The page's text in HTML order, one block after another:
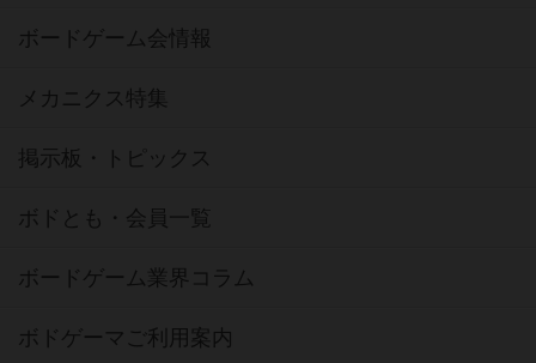
ボードゲーム会情報
メカニクス特集
掲示板・トピックス
ボドとも・会員一覧
ボードゲーム業界コラム
ボドゲーマご利用案内